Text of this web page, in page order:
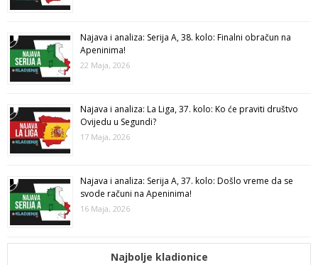
Najava i analiza: Serija A, 38. kolo: Finalni obračun na
Apeninima!
22 Maja, 2026
Najava i analiza: La Liga, 37. kolo: Ko će praviti društvo
Ovijedu u Segundi?
17 Maja, 2026
Najava i analiza: Serija A, 37. kolo: Došlo vreme da se
svode računi na Apeninima!
16 Maja, 2026
Najbolje kladionice